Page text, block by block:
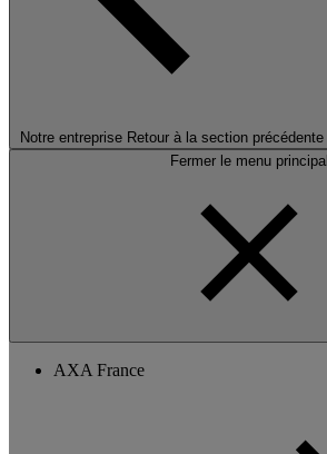
Notre entreprise Retour à la section précédente
Fermer le menu principal
AXA France